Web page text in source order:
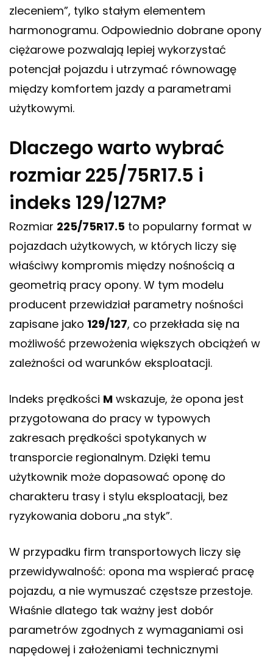
zleceniem”, tylko stałym elementem
harmonogramu. Odpowiednio dobrane opony
ciężarowe pozwalają lepiej wykorzystać
potencjał pojazdu i utrzymać równowagę
między komfortem jazdy a parametrami
użytkowymi.
Dlaczego warto wybrać
rozmiar 225/75R17.5 i
indeks 129/127M?
Rozmiar 225/75R17.5 to popularny format w
pojazdach użytkowych, w których liczy się
właściwy kompromis między nośnością a
geometrią pracy opony. W tym modelu
producent przewidział parametry nośności
zapisane jako 129/127, co przekłada się na
możliwość przewożenia większych obciążeń w
zależności od warunków eksploatacji.
Indeks prędkości M wskazuje, że opona jest
przygotowana do pracy w typowych
zakresach prędkości spotykanych w
transporcie regionalnym. Dzięki temu
użytkownik może dopasować oponę do
charakteru trasy i stylu eksploatacji, bez
ryzykowania doboru „na styk”.
W przypadku firm transportowych liczy się
przewidywalność: opona ma wspierać pracę
pojazdu, a nie wymuszać częstsze przestoje.
Właśnie dlatego tak ważny jest dobór
parametrów zgodnych z wymaganiami osi
napędowej i założeniami technicznymi